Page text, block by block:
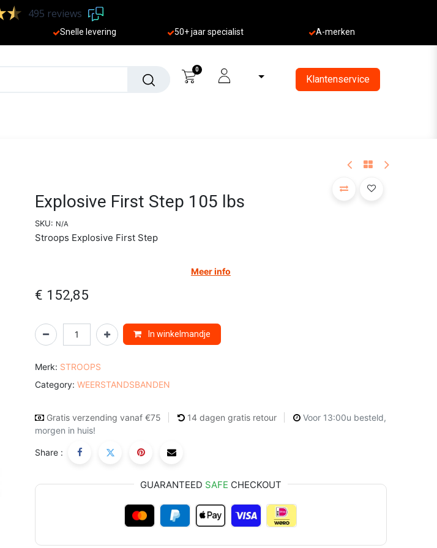
495 reviews
Sne lle levering 50+ jaar specialist A-merken
0
Klantenservice
Explosive First Step 105 lbs
SKU: N/A
Stroops Explosive First Step
Meer info
€ 152,85
In winkelmandje
Merk: STROOPS
Category: WEERSTANDSBANDEN
Gratis verzending vanaf €75 14 dagen gratis retour
Voor 13:00u besteld,
morgen in huis!
Share :
GUARANTEED SAFE CHECKOUT